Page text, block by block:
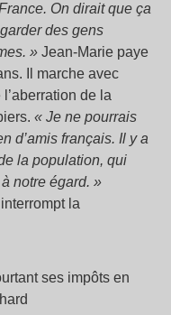
On dirait que ça
des gens
» Jean-Marie paye
Il marche avec
de la
« Je ne pourrais
d’amis français. Il y a
la population, qui
notre égard. »
la
ses impôts en